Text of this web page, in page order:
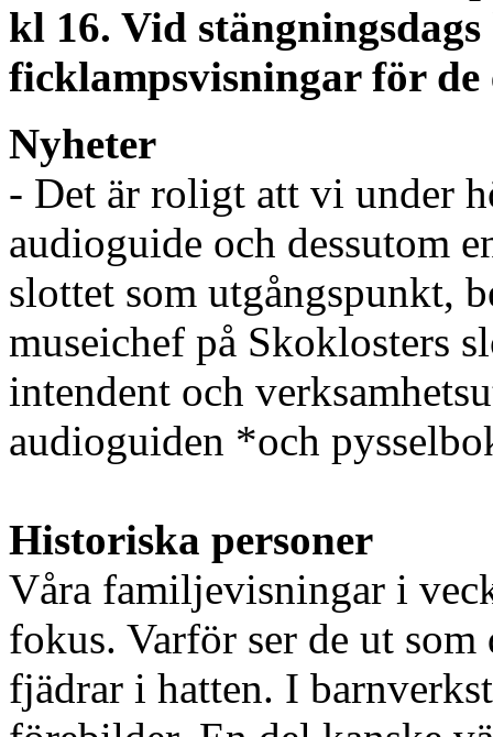
kl 16. Vid
ficklampsvisningar för de
Nyheter
- Det är roligt att vi under
audioguide och dessutom
slottet som utgångspunkt,
museichef på Skoklosters
intendent och
audioguiden *och
Historiska personer
Våra familjevisningar i
fokus. Varför ser de ut
fjädrar i hatten. I